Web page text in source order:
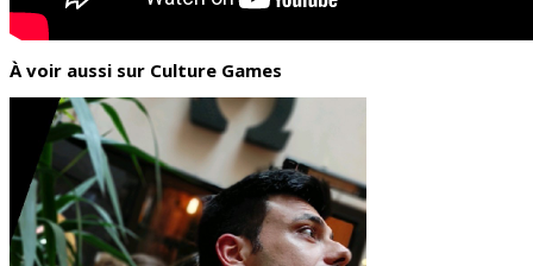
À voir aussi sur Culture Games